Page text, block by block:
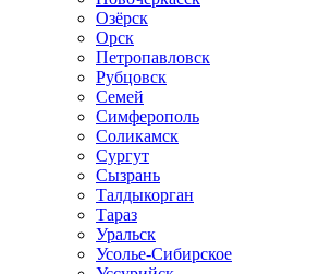
Озёрск
Орск
Петропавловск
Рубцовск
Семей
Симферополь
Соликамск
Сургут
Сызрань
Талдыкорган
Тараз
Уральск
Усолье-Сибирское